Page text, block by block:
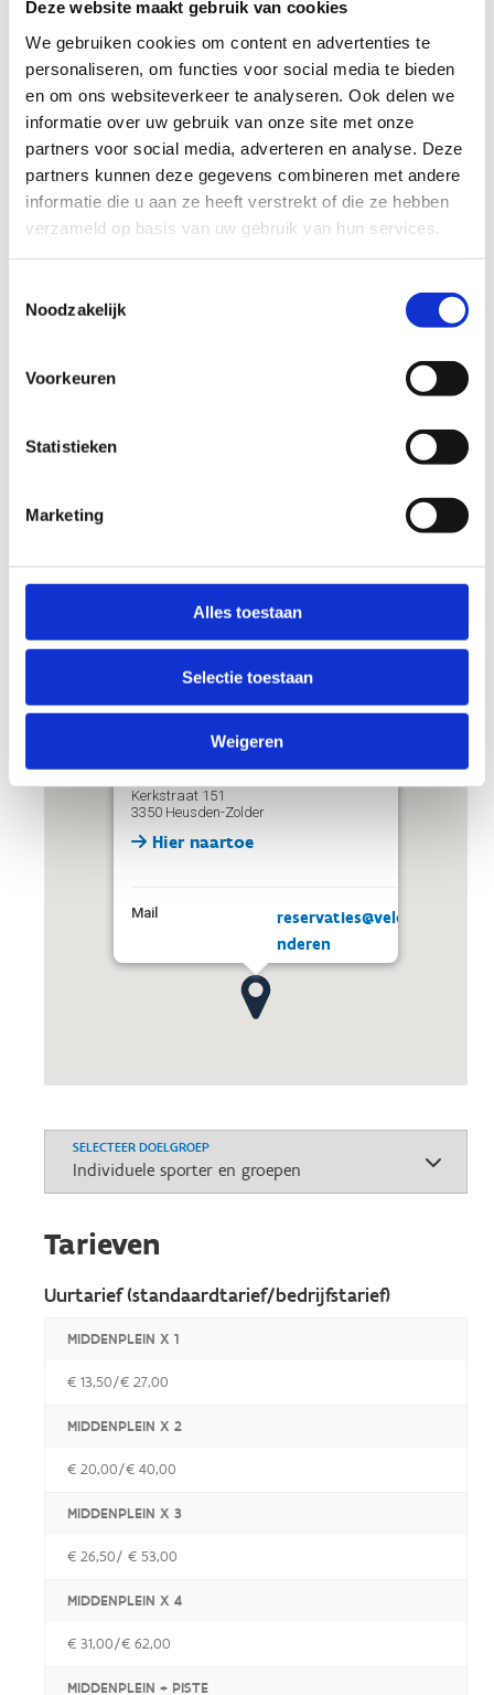
Deze website maakt gebruik van cookies
We gebruiken cookies om content en advertenties te
personaliseren, om functies voor social media te bieden
en om ons websiteverkeer te analyseren. Ook delen we
informatie over uw gebruik van onze site met onze
partners voor social media, adverteren en analyse. Deze
partners kunnen deze gegevens combineren met andere
informatie die u aan ze heeft verstrekt of die ze hebben
verzameld op basis van uw gebruik van hun services.
Noodzakelijk
Voorkeuren
Statistieken
Marketing
Alles toestaan
Selectie toestaan
Weigeren
sporten tegelijkertijd plaats kunnen vinden. We
zijnultramodernmet bijvoorbeeld onze
basketbalringen die met lasers vanuit het
plafond op de juiste hoogte worden gehangen.
Daarnaast kunnen we velden klaarzetten voor
o.a. badminton, zaalvoetbal, volleybal, pickleball,
enz.
Kleedkamers en doucheszijn natuurlijk
Bolderberg
Kerkstraat 151
3350 Heusden-Zolder
Hier naartoe
Mail
reservaties@velodroom.vlaa
nderen
Telefoon +32 11 12 30 17
SELECTEER DOELGROEP
Tarieven
Uurtarief (standaardtarief/bedrijfstarief)
MIDDENPLEIN X 1
€ 13,50/€ 27,00
MIDDENPLEIN X 2
€ 20,00/€ 40,00
MIDDENPLEIN X 3
€ 26,50/ € 53,00
MIDDENPLEIN X 4
€ 31,00/€ 62,00
MIDDENPLEIN + PISTE